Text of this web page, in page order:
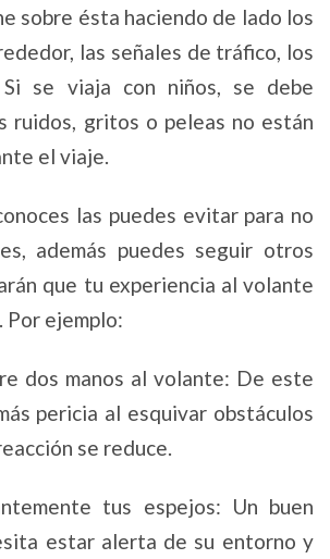
sobre ésta haciendo de lado los
las señales de tráfico, los
se viaja con niños, se debe
ruidos, gritos o peleas no están
el viaje.
las puedes evitar para no
además puedes seguir otros
que tu experiencia al volante
Por ejemplo:
dos manos al volante: De este
pericia al esquivar obstáculos
se reduce.
tus espejos: Un buen
estar alerta de su entorno y